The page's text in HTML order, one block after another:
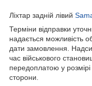
Ліхтар задній лівий
Терміни відправки
надається можливість
дати замовлення.
час військового
передоплатою у
сторони.